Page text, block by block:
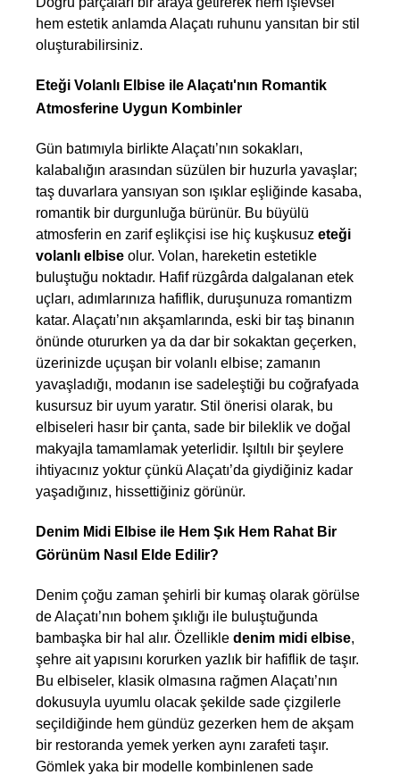
hem estetik anlamda Alaçatı ruhunu yansıtan bir stil
oluşturabilirsiniz.
Eteği Volanlı Elbise ile Alaçatı'nın Romantik
Atmosferine Uygun Kombinler
Gün batımıyla birlikte Alaçatı’nın sokakları,
kalabalığın arasından süzülen bir huzurla yavaşlar;
taş duvarlara yansıyan son ışıklar eşliğinde kasaba,
romantik bir durgunluğa bürünür. Bu büyülü
atmosferin en zarif eşlikçisi ise hiç kuşkusuz eteği
volanlı elbise olur. Volan, hareketin estetikle
buluştuğu noktadır. Hafif rüzgârda dalgalanan etek
uçları, adımlarınıza hafiflik, duruşunuza romantizm
katar. Alaçatı’nın akşamlarında, eski bir taş binanın
önünde otururken ya da dar bir sokaktan geçerken,
üzerinizde uçuşan bir volanlı elbise; zamanın
yavaşladığı, modanın ise sadeleştiği bu coğrafyada
kusursuz bir uyum yaratır. Stil önerisi olarak, bu
elbiseleri hasır bir çanta, sade bir bileklik ve doğal
makyajla tamamlamak yeterlidir. Işıltılı bir şeylere
ihtiyacınız yoktur çünkü Alaçatı’da giydiğiniz kadar
yaşadığınız, hissettiğiniz görünür.
Denim Midi Elbise ile Hem Şık Hem Rahat Bir
Görünüm Nasıl Elde Edilir?
Denim çoğu zaman şehirli bir kumaş olarak görülse
de Alaçatı’nın bohem şıklığı ile buluştuğunda
bambaşka bir hal alır. Özellikle denim midi elbise,
şehre ait yapısını korurken yazlık bir hafiflik de taşır.
Bu elbiseler, klasik olmasına rağmen Alaçatı’nın
dokusuyla uyumlu olacak şekilde sade çizgilerle
seçildiğinde hem gündüz gezerken hem de akşam
bir restoranda yemek yerken aynı zarafeti taşır.
Gömlek yaka bir modelle kombinlenen sade